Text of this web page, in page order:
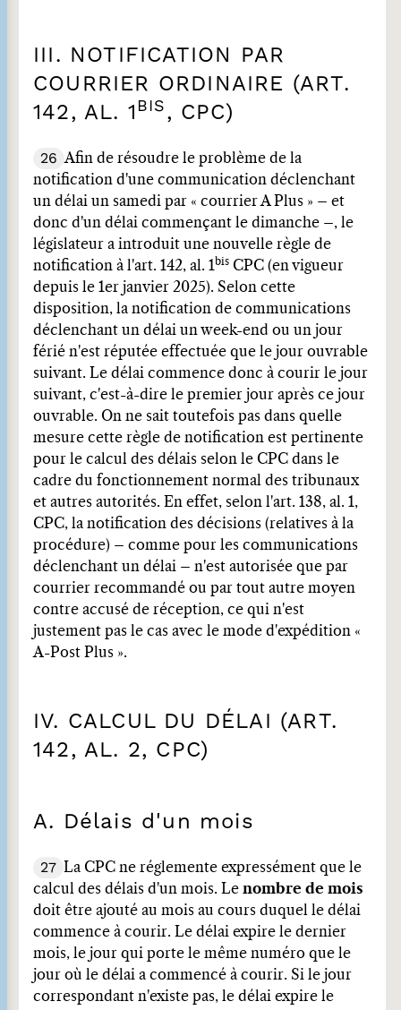
III. NOTIFICATION PAR
COURRIER ORDINAIRE (ART.
142, AL. 1 BIS, CPC)
26 Afin de résoudre le problème de la
notification d'une communication déclenchant
un délai un samedi par « courrier A Plus » – et
donc d'un délai commençant le dimanche –, le
législateur a introduit une nouvelle règle de
notification à l'art. 142, al. 1 bis CPC (en vigueur
depuis le 1er janvier 2025). Selon cette
disposition, la notification de communications
déclenchant un délai un week-end ou un jour
férié n'est réputée effectuée que le jour ouvrable
suivant. Le délai commence donc à courir le jour
suivant, c'est-à-dire le premier jour après ce jour
ouvrable. On ne sait toutefois pas dans quelle
mesure cette règle de notification est pertinente
pour le calcul des délais selon le CPC dans le
cadre du fonctionnement normal des tribunaux
et autres autorités. En effet, selon l'art. 138, al. 1,
CPC, la notification des décisions (relatives à la
procédure) – comme pour les communications
déclenchant un délai – n'est autorisée que par
courrier recommandé ou par tout autre moyen
contre accusé de réception, ce qui n'est
justement pas le cas avec le mode d'expédition «
A-Post Plus ».
IV. CALCUL DU DÉLAI (ART.
142, AL. 2, CPC)
A. Délais d'un mois
27
La CPC ne réglemente expressément que le
calcul des délais d'un mois. Le nombre de mois
doit être ajouté au mois au cours duquel le délai
commence à courir. Le délai expire le dernier
mois, le jour qui porte le même numéro que le
jour où le délai a commencé à courir. Si le jour
correspondant n'existe pas, le délai expire le